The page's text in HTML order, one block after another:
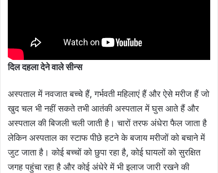
दिल दहला देने वाले सीन्स
अस्पताल में नवजात बच्चे हैं, गर्भवती महिलाएं हैं और ऐसे मरीज हैं जो
खुद चल भी नहीं सकते तभी आतंकी अस्पताल में घुस आते हैं और
अस्पताल की बिजली चली जाती है। चारों तरफ अंधेरा फैल जाता है
लेकिन अस्पताल का स्टाफ पीछे हटने के बजाय मरीजों को बचाने में
जुट जाता है। कोई बच्चों को छुपा रहा है, कोई घायलों को सुरक्षित
जगह पहुंचा रहा है और कोई अंधेरे में भी इलाज जारी रखने की